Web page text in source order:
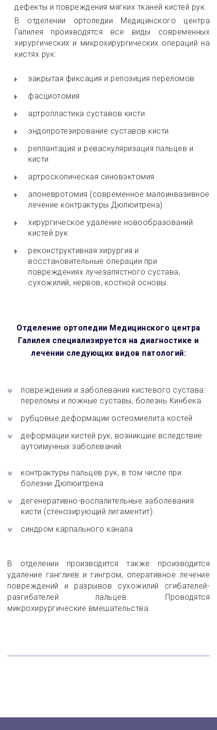
дефекты и повреждения мягких тканей кистей рук.
В отделении ортопедии Медицинского центра
Галилея производятся все виды современных
хирургических и микрохирургических операций на
кистях рук:
закрытая фиксация и репозиция переломов
фасциотомия
артропластика суставов кисти
эндопротезирование суставов кисти
реплантация и реваскуляризация пальцев и
кисти
артроскопическая синовэктомия
апоневротомия (современное малоинвазивное
лечение контрактуры Дюпюитрена)
хирургическое удаление новообразований
кистей рук
реконструктивная хирургия и
восстановительные операции при
повреждениях лучезапястного сустава,
сухожилий, нервов, костной основы.
Отделение ортопедии Медицинского центра
Галилея специализируется на диагностике и
лечении следующих видов патологий:
повреждения и заболевания кистевого сустава:
переломы и ложные суставы, болезнь Кинбека
рубцовые деформации остеомиелита костей
деформации кистей рук, возникшие вследствие
аутоимунных заболеваний
контрактуры пальцев рук, в том числе при
болезни Дюпюитрена
дегенеративно-воспалительные заболевания
кисти (стенозирующий лигаментит)
синдром карпального канала
В отделении производится также производится
удаление ганглиев и гингром, оперативное лечение
повреждений и разрывов сухожилий сгибателей-
разгибателей пальцев. Проводятся
микрохирургические вмешательства.